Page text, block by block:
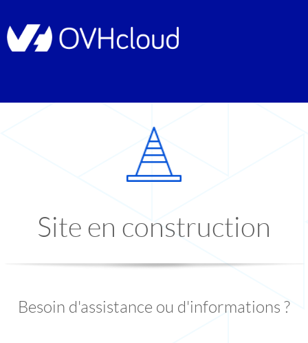
Site en construction
Besoin d'assistance ou d'informations ?